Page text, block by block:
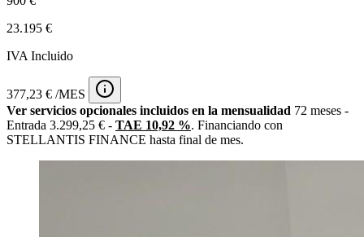
23.195 €
IVA Incluido
377,23 € /MES
Ver servicios opcionales incluidos en la mensualidad 72 meses -
Entrada 3.299,25 € - TAE 10,92 %. Financiando con
STELLANTIS FINANCE hasta final de mes.